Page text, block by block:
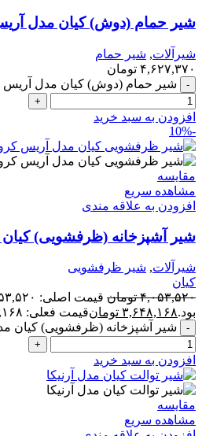
شیر حمام (دوش) کیان مدل
شیرآلات, شیر حمام
۴,۶۲۷,۳۷۰ تومان
شیر حمام (دوش) کیان مدل آریس
افزودن به سبد خرید
-10%
مقایسه
مشاهده سریع
افزودن به علاقه مندی
شیر آشپزخانه (ظرفشویی)
شیرآلات, شیر ظرفشویی
کیان
۴,۰۵۳,۵۲۰ تومان
بود.۳,۶۴۸,۱۶۸ تومانقیمت فعلی: ۳,۶۴۸,۱۶۸ تومان.
شیر آشپزخانه (ظرفشویی) کیان
افزودن به سبد خرید
مقایسه
مشاهده سریع